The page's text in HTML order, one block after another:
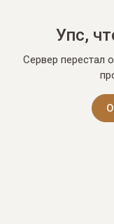
Упс,
Сервер перестал